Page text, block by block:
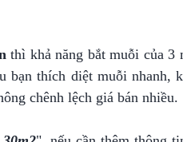
thì khả năng bắt muỗi của 3
bạn thích diệt muỗi nhanh,
chênh lệch giá bán nhiều.